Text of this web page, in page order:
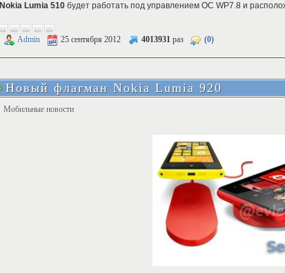
Nokia Lumia 510 будет работать под управлением ОС WP7.8 и
Admin 25 сентября 2012 4013931 раз (0)
Новый флагман Nokia Lumia 920
Мобильные новости